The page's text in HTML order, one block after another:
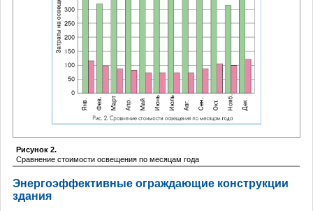
Рисунок 2.
Сравнение стоимости освещения по месяцам года
Энергоэффективные ограждающие конструкции
здания